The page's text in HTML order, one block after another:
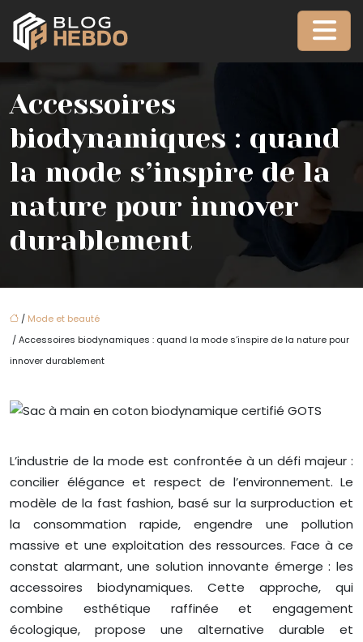
Accessoires
biodynamiques : quand
la mode s’inspire de la
nature pour innover
durablement
/ Mode et beauté
/ Accessoires biodynamiques : quand la mode s’inspire de la nature pour
innover durablement
L’industrie de la mode est confrontée à un défi majeur :
concilier élégance et respect de l’environnement. Le
modèle de la fast fashion, basé sur la surproduction et
la consommation rapide, engendre une pollution
massive et une exploitation des ressources. Face à ce
constat alarmant, une solution innovante émerge : les
accessoires biodynamiques. Cette approche, qui
combine esthétique raffinée et engagement
écologique, propose une alternative durable et